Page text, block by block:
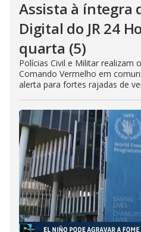
Assista à íntegra
Digital do JR 24
quarta (5)
Polícias Civil e Militar realizam
Comando Vermelho em
alerta para fortes rajadas de